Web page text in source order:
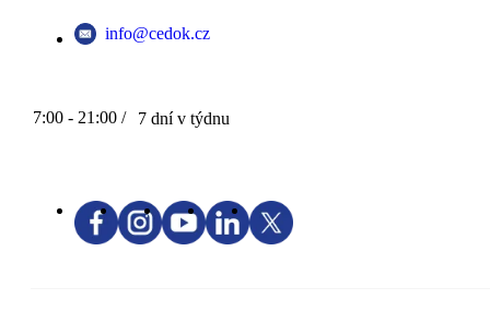
info@cedok.cz
7:00 - 21:00 / 7 dní v týdnu